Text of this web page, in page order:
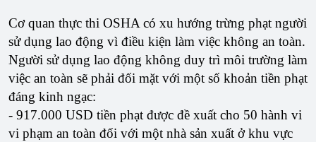
Cơ quan thực thi OSHA có xu hướng trừng phạt người
sử dụng lao động vì điều kiện làm việc không an toàn.
Người sử dụng lao động không duy trì môi trường làm
việc an toàn sẽ phải đối mặt với một số khoản tiền phạt
đáng kinh ngạc:
- 917.000 USD tiền phạt được đề xuất cho 50 hành vi
vi phạm an toàn đối với một nhà sản xuất ở khu vực